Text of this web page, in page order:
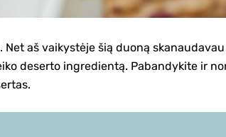
aš vaikystėje šią duoną
deserto ingredientą. Pabandykite ir